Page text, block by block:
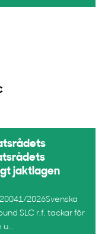
jaktlagen
2026Svenska
SLC r.f. tackar för